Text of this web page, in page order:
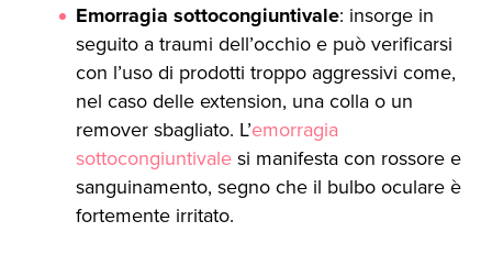
Emorragia sottocongiuntivale: insorge in
seguito a traumi dell’occhio e può verificarsi
con l’uso di prodotti troppo aggressivi come,
nel caso delle extension, una colla o un
remover sbagliato. L’emorragia
sottocongiuntivalesi manifesta con rossore e
sanguinamento, segno che il bulbo oculare è
fortemente irritato.